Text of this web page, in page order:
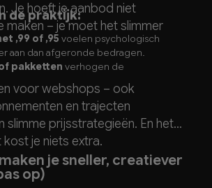
Je hoeft je aanbod niet
– je moet het slimmer
de praktijk:
,99 of ,95 voelen psychologisch
aan dan afgeronde bedragen.
pakketten verhogen de
zelfs zonder korting.
werkt : “nog 3 plekken” of “actie tot
urgentie.
voor webshops – ook
en trajecten
slimme prijsstrategieën. En het
je niets extra.
je sneller, creatiever
op)